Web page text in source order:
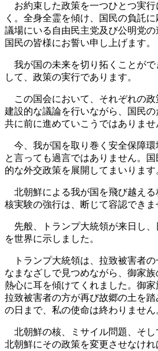
お約束した政策を一つひとつ実行
く。全身全霊を傾け、国民の負託
議場にいる自由民主党及び公明党の
国民の皆様にお誓い申し上げます。
我が国の未来を切り拓くことがで
して、政策の実行であります。
この国会において、それぞれの政
建設的な議論を行いながら、国民の
共に前に進めていこうではありませ
今、我が国を取り巻く安全保障環
と言っても過言ではありません。
的な外交政策を展開してまいります
北朝鮮による我が国を飛び越える
核実験の強行は、断じて容認できま
先般、トランプ大統領が来日し、
を世界に示しました。
トランプ大統領は、拉致被害者の
なまなざしで見つめながら、御家
熱心に耳を傾けてくれました。御家
拉致被害者の方が再び故郷の土を
の日まで、私の使命は終わりません
北朝鮮の核、ミサイル問題、そし
北朝鮮にその政策を変更させなけ